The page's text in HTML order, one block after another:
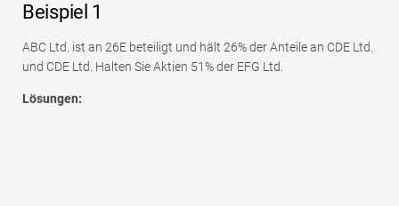
Beispiel 1
ABC Ltd. ist an 26E beteiligt und hält 26% der Anteile an CDE Ltd.
und CDE Ltd. Halten Sie Aktien 51% der EFG Ltd.
Lösungen: